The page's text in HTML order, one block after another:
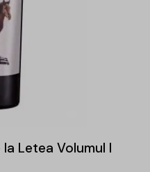
Letea Volumul I